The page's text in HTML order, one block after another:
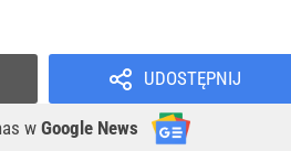
UDOSTĘPNIJ
w Google News